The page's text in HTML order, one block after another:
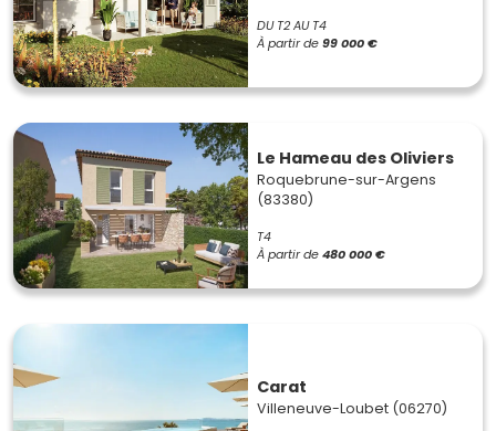
DU T2 AU T4
À partir de99 000 €
Le Hameau des Oliviers
Roquebrune-sur-Argens
(83380)
T4
À partir de480 000 €
Carat
Villeneuve-Loubet (06270)